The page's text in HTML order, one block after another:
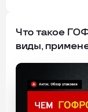
Что такое
виды,